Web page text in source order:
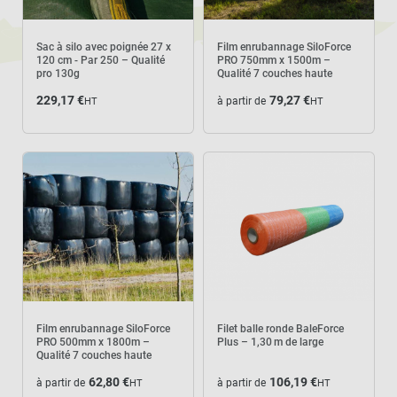
résistance doivent être choisies en fonction
du diamètre des balles et du type de presse
utilisé.
, quant à lui, consiste à
envelopper les balles rondes après la
fabrication des balles avec les filets avec un
film plastique étirable afin de garantir une
conservation optimale dans un
environnement sans air. Cette technique est
particulièrement utilisée pour les fourrages
humides et l’ensilage. Le film enrubannage
protège efficacement contre l’humidité et
Sac à silo avec poignée 27 x
120 cm - Par 250 – Qualité
pro 130g
229,17 €HT
Film enrubannage SiloForce
PRO 750mm x 1500m –
Qualité 7 couches haute
à partir de 79,27 €HT
Film enrubannage SiloForce
PRO 500mm x 1800m –
Qualité 7 couches haute
à partir de 62,80 €HT
Filet balle ronde BaleForce
Plus – 1,30 m de large
à partir de 106,19 €HT